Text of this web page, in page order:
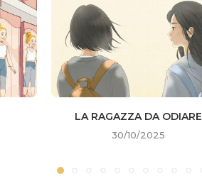
LA RAGAZZA DA ODIARE
30/10/2025